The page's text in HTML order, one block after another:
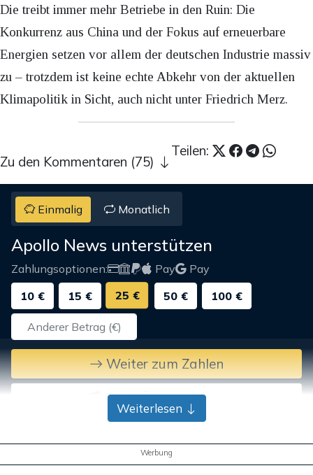
Die treibt immer mehr Betriebe in den Ruin: Die
Konkurrenz aus China und der Fokus auf erneuerbare
Energien setzen vor allem der deutschen Industrie massiv
zu – trotzdem ist keine echte Abkehr von der aktuellen
Klimapolitik in Sicht, auch nicht unter Friedrich Merz.
Teilen:
Zu den Kommentaren (75)
Einmalig Monatlich
Apollo News unterstützen
Zahlungsoptionen: Pay
Pay
10 €
15 € 25 € 50 € 100 €
Weiter zum Zahlen
Bank-Überweisung
Weiterlesen
Werbung